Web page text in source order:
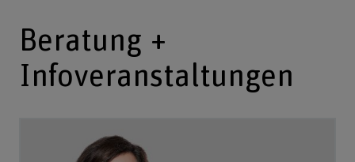
Beratung +
Infoveranstaltungen